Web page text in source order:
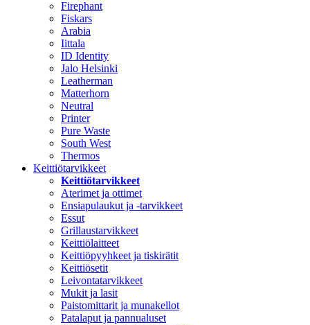
Firephant
Fiskars
Arabia
Iittala
ID Identity
Jalo Helsinki
Leatherman
Matterhorn
Neutral
Printer
Pure Waste
South West
Thermos
Keittiötarvikkeet
Keittiötarvikkeet
Aterimet ja ottimet
Ensiapulaukut ja -tarvikkeet
Essut
Grillaustarvikkeet
Keittiölaitteet
Keittiöpyyhkeet ja tiskirätit
Keittiösetit
Leivontatarvikkeet
Mukit ja lasit
Paistomittarit ja munakellot
Patalaput ja pannualuset